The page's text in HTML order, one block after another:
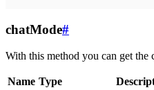
chatMode#
With this method you can get the
Name Type